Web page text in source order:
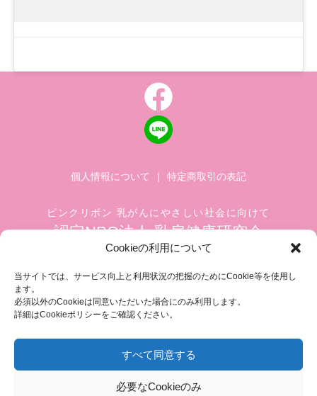
Cookieの利用について
当サイトでは、サービス向上と利用状況の把握のためにCookie等を使用し
ます。
必須以外のCookieは同意いただいた場合にのみ利用します。
詳細はCookieポリシーをご確認ください。
すべて同意する
必要なCookieのみ
個人情報について | 特定商取引の表記
ピンクリボン 乳がんにやさしい社会に向けて
認定NPO法人 乳房健康研究会
築地ホワイトビル 1002
FAX.03-3545-6545
info@breastcare.jp
COPYRIGHT (C) 2019 JAPAN SOCIETY OF BREAST HEALTH, ALL RIGHT RESERVED